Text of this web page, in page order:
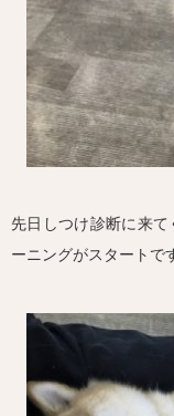
先日しつけ診断に来
ーニングがスタートで